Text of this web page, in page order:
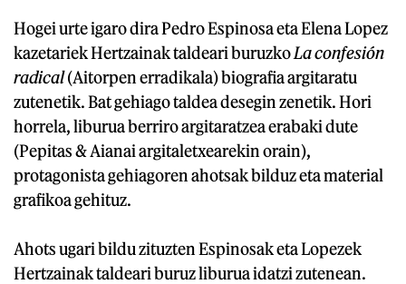
Hogei urte igaro dira Pedro Espinosa eta Elena Lopez
kazetariek Hertzainak taldeari buruzkoLa confesión
radical(Aitorpen erradikala) biografia argitaratu
zutenetik. Bat gehiago taldea desegin zenetik. Hori
horrela, liburua berriro argitaratzea erabaki dute
(Pepitas & Aianai argitaletxearekin orain),
protagonista gehiagoren ahotsak bilduz eta material
grafikoa gehituz.
Ahots ugari bildu zituzten Espinosak eta Lopezek
Hertzainak taldeari buruz liburua idatzi zutenean.